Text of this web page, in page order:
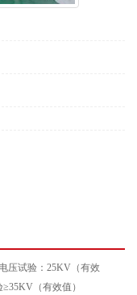
试验：25KV（有效
（有效值）